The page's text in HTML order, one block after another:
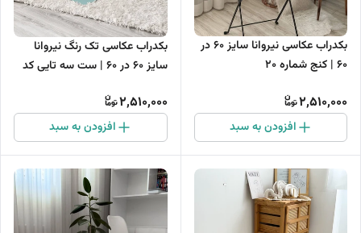
بکدراب عکاسی نیروانا سایز 60 در
60 | کنج شماره 20
2,510,000
افزودن به سبد
بکدراب عکاسی تک رنگ نیروانا
سایز 60 در 60 | ست سه تایی کد
2,510,000
افزودن به سبد